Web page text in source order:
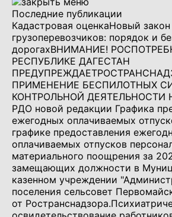
Последние публикации
Кадастровая оценкаНовый закон
грузоперевозчиков: порядок и
дорогахВНИМАНИЕ!
РЕСПУБЛИКЕ ДАГЕСТАН
ПРЕДУПРЕЖДАЕТ
ПРИМЕНЕНИЕ БЕСПИЛОТНЫХ
КОНТРОЛЬНОЙ ДЕЯТЕЛЬНОСТИ
РДО новой редакции Графика
ежегодных оплачиваемых
графике предоставления
оплачиваемых отпусков
материального поощрения за
замещающих должности в
казенном учреждении
поселения сельсовет
от Ространснадзора.